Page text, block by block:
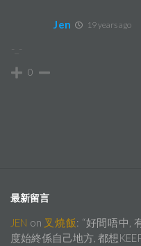
Jen 19 years ago
-_-
0
最新留言
JEN on 叉燒飯: “好間唔中,
度始終係自己地方, 都想